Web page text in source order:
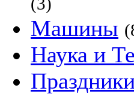
Машины
Наука и